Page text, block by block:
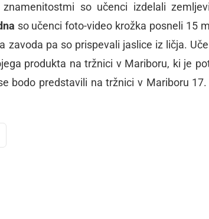
so učenci izdelali
so učenci foto-video krožka posneli 15
zavoda pa so prispevali jaslice iz ličja.
produkta na tržnici v Mariboru, ki je
bodo predstavili na tržnici v Mariboru